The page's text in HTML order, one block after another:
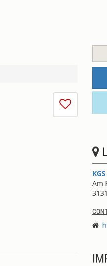
I
don't
Am